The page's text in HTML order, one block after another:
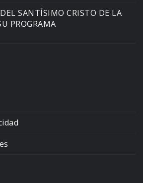
SANTÍSIMO CRISTO DE LA
PROGRAMA